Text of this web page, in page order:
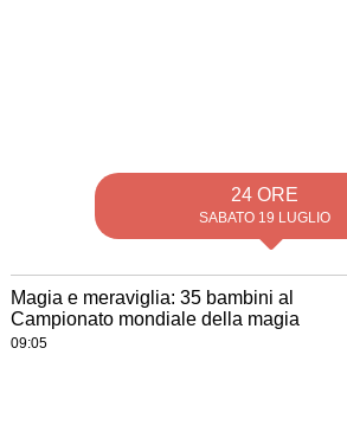
24 ORE
SABATO 19 LUGLIO
Magia e meraviglia: 35 bambini al
Campionato mondiale della magia
09:05